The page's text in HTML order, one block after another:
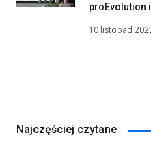
proEvolution
10 listopad
Najczęściej czytane